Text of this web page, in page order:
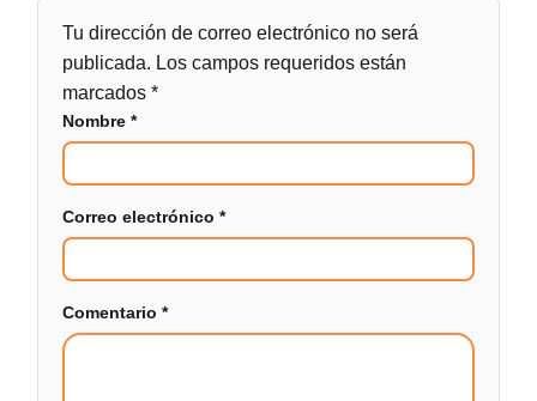
Tu dirección de correo electrónico no será
publicada. Los campos requeridos están
marcados*
Nombre*
Correo electrónico*
Comentario*